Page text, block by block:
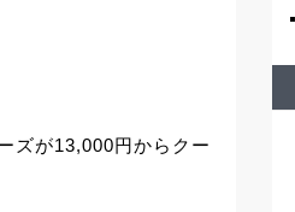
ズが13,000円からクー